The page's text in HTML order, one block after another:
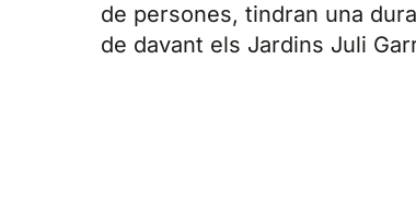
de persones, tindran una
de davant els Jardins Juli